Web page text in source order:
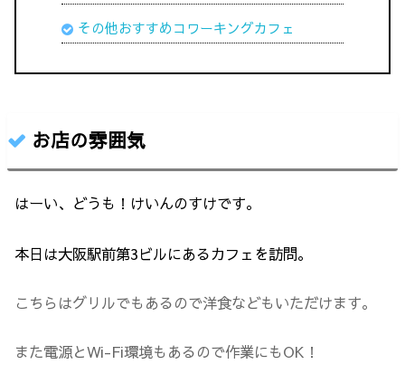
その他おすすめコワーキングカフェ
お店の雰囲気
はーい、どうも！けいんのすけです。
本日は大阪駅前第3ビルにあるカフェを訪問。
こちらはグリルでもあるので洋食などもいただけます。
また電源とWi-Fi環境もあるので作業にもOK！